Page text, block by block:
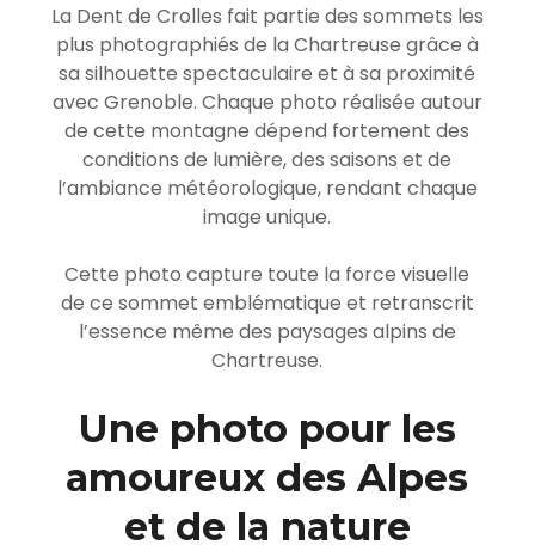
La Dent de Crolles fait partie des sommets les
plus photographiés de la Chartreuse grâce à
sa silhouette spectaculaire et à sa proximité
avec Grenoble. Chaque photo réalisée autour
de cette montagne dépend fortement des
conditions de lumière, des saisons et de
l’ambiance météorologique, rendant chaque
image unique.
Cette photo capture toute la force visuelle
de ce sommet emblématique et retranscrit
l’essence même des paysages alpins de
Chartreuse.
Une photo pour les
amoureux des Alpes
et de la nature